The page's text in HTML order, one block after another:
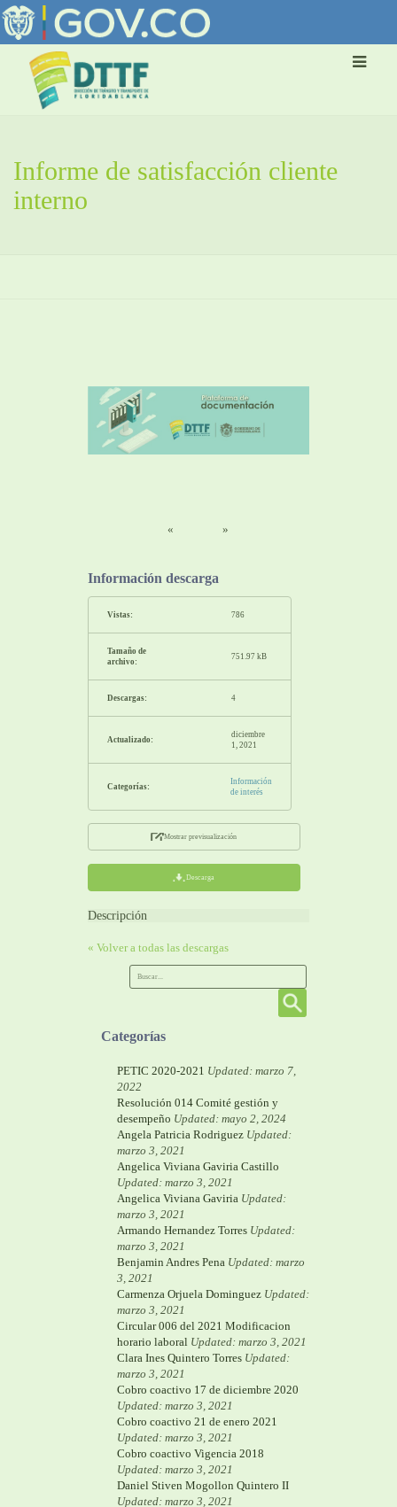
Informe de satisfacción cliente
interno
« »
Información descarga
Vistas: 786
Tamaño de
archivo:
751.97 kB
Descargas: 4
Actualizado:
diciembre
1, 2021
Categorías:
Información
de interés
Mostrar previsualización
Descarga
Descripción
« Volver a todas las descargas
Categorías
PETIC 2020-2021 Updated: marzo 7,
2022
Resolución 014 Comité gestión y
desempeño Updated: mayo 2, 2024
Angela Patricia Rodriguez Updated:
marzo 3, 2021
Angelica Viviana Gaviria Castillo
Updated: marzo 3, 2021
Angelica Viviana Gaviria Updated:
marzo 3, 2021
Armando Hernandez Torres Updated:
marzo 3, 2021
Benjamin Andres Pena Updated: marzo
3, 2021
Carmenza Orjuela Dominguez Updated:
marzo 3, 2021
Circular 006 del 2021 Modificacion
horario laboral Updated: marzo 3, 2021
Clara Ines Quintero Torres Updated:
marzo 3, 2021
Cobro coactivo 17 de diciembre 2020
Updated: marzo 3, 2021
Cobro coactivo 21 de enero 2021
Updated: marzo 3, 2021
Cobro coactivo Vigencia 2018
Updated: marzo 3, 2021
Daniel Stiven Mogollon Quintero II
Updated: marzo 3, 2021